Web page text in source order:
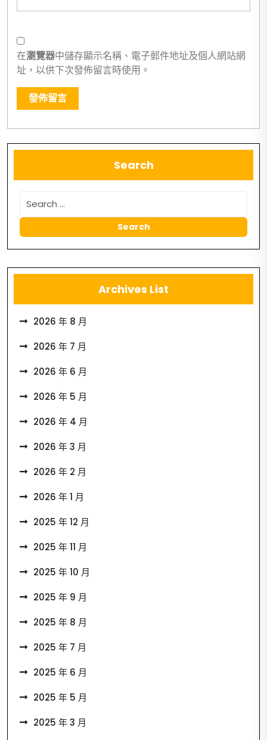
在瀏覽器中儲存顯示名稱、電子郵件地址及個人網站網
址，以供下次發佈留言時使用。
Search
Archives List
2026 年 8 月
2026 年 7 月
2026 年 6 月
2026 年 5 月
2026 年 4 月
2026 年 3 月
2026 年 2 月
2026 年 1 月
2025 年 12 月
2025 年 11 月
2025 年 10 月
2025 年 9 月
2025 年 8 月
2025 年 7 月
2025 年 6 月
2025 年 5 月
2025 年 3 月